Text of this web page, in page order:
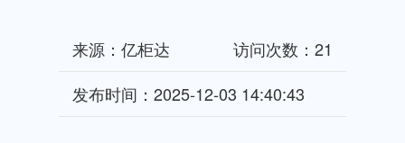
来源：亿柜达
访问次数：21
发布时间：2025-12-03 14:40:43